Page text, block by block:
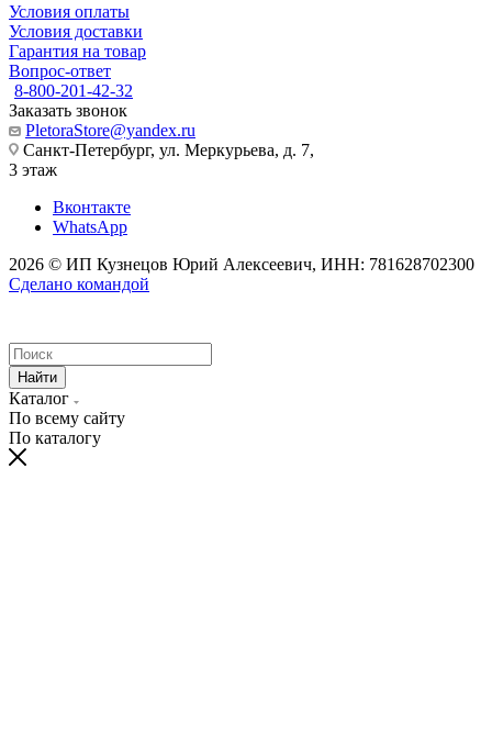
Условия оплаты
Условия доставки
Гарантия на товар
Вопрос-ответ
8-800-201-42-32
Заказать звонок
PletoraStore@yandex.ru
Санкт-Петербург, ул. Меркурьева, д. 7,
3 этаж
Вконтакте
WhatsApp
2026 © ИП Кузнецов Юрий Алексеевич, ИНН: 781628702300
Сделано командой
Найти
Каталог
По всему сайту
По каталогу